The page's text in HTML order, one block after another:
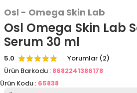
Osl - Omega Skin Lab
Osl Omega Skin Lab
Serum 30 ml
5.0
Yorumlar (2)
Ürün Barkodu : 8682241386178
Ürün Kodu : 65838